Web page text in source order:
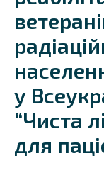
у
“Чиста
для